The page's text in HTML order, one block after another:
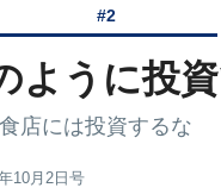
#2
ように投
店には投資するな
10月2日号